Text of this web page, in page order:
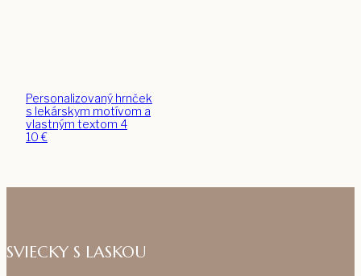
Personalizovaný hrnček
s lekárskym motívom a
vlastným textom 4
10€
SVIECKY S LASKOU